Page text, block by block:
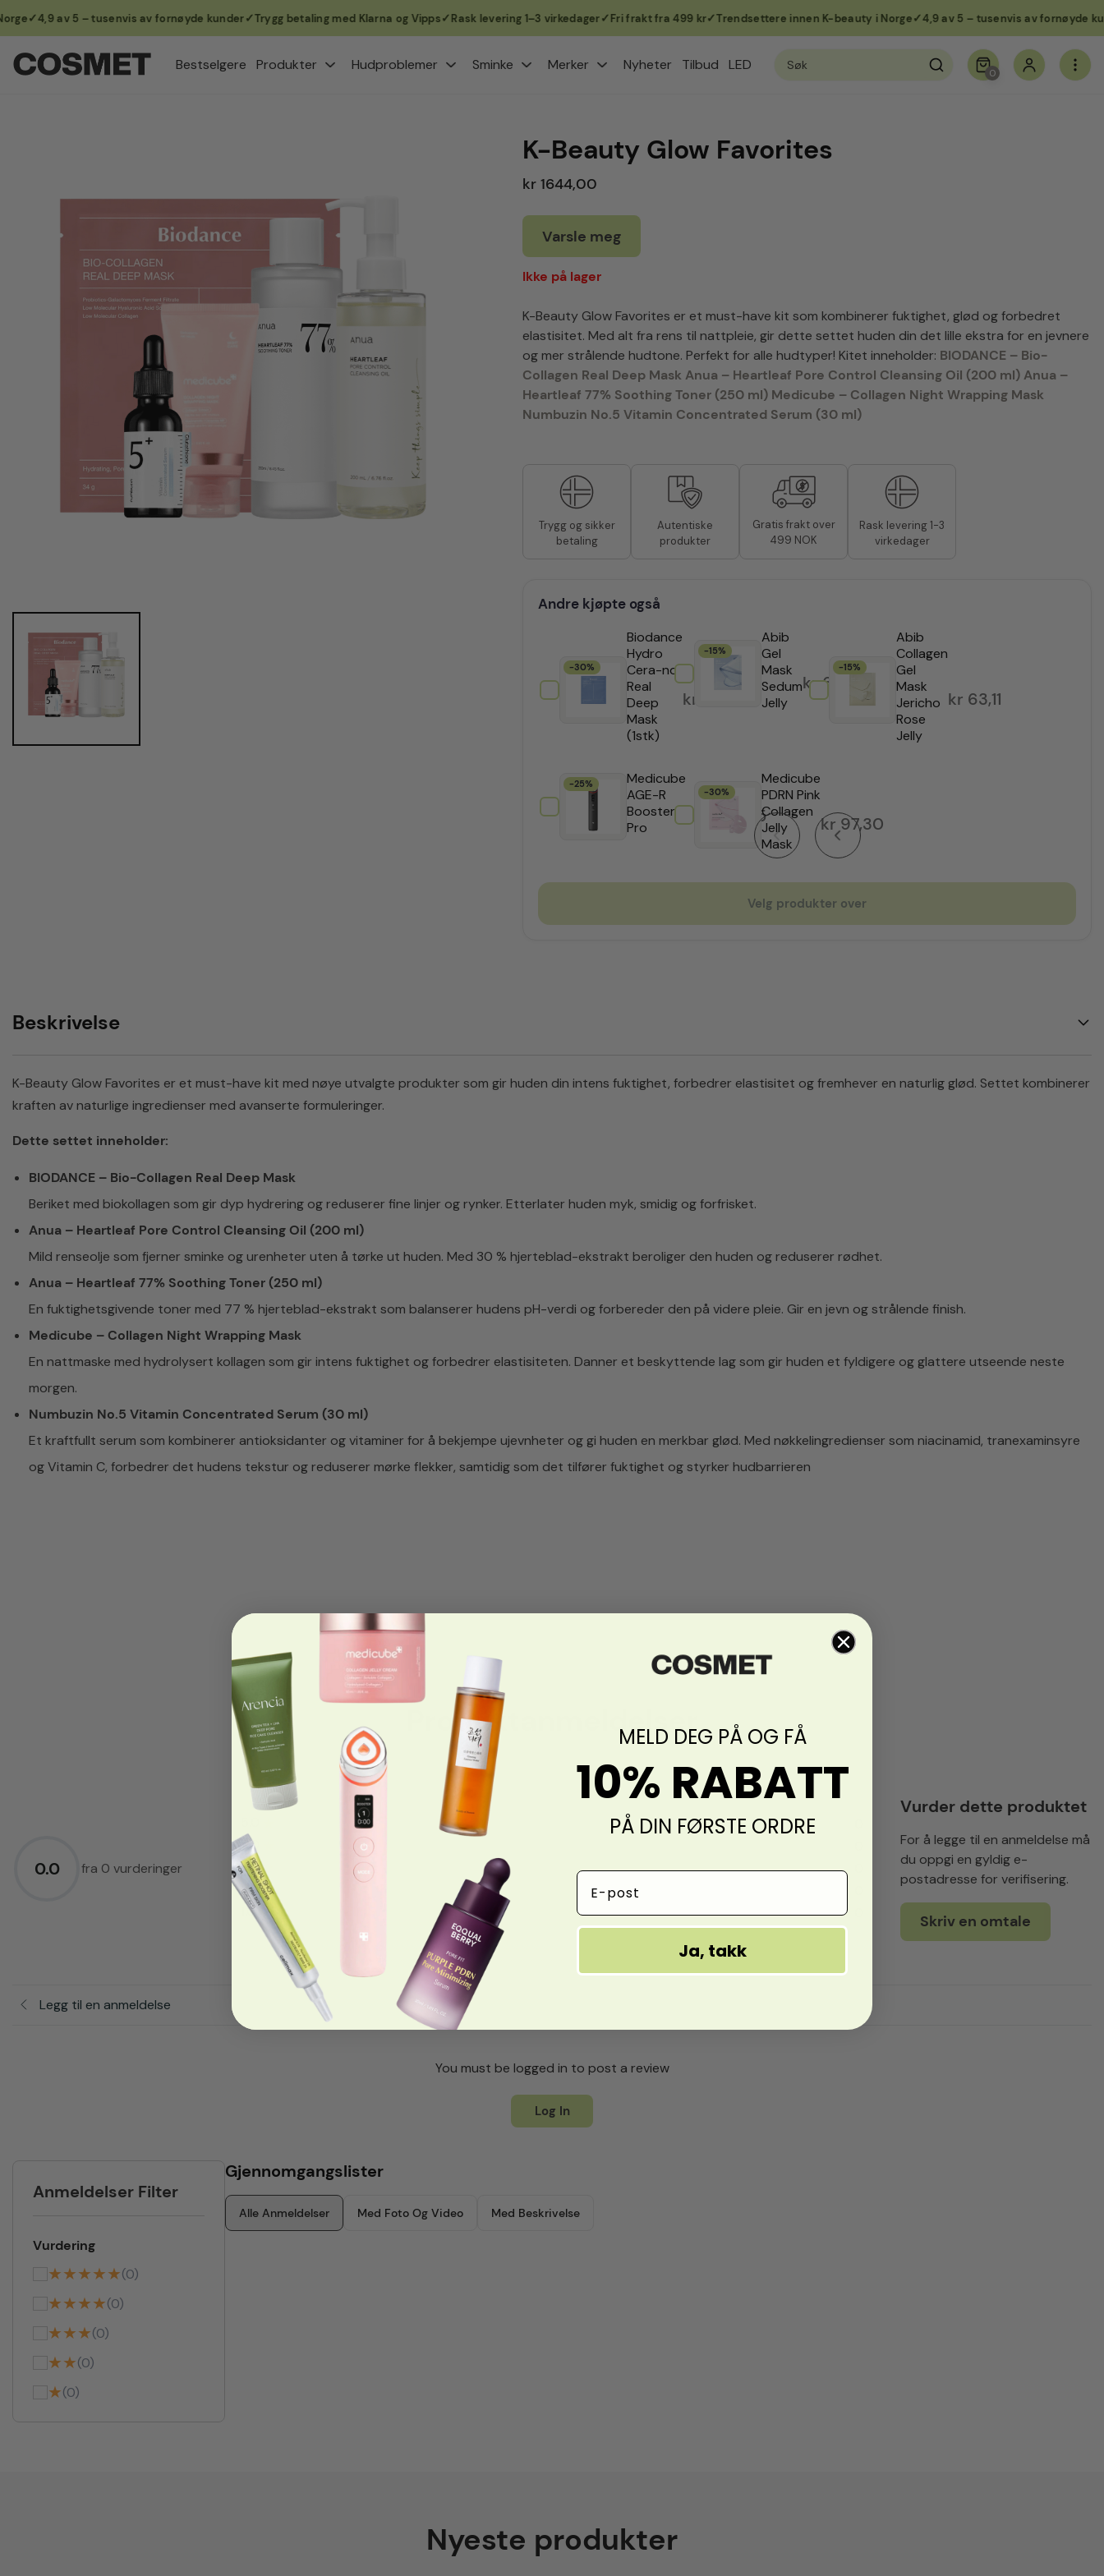
4,9 av 5 – tusenvis av fornøyde kunder Trygg betaling med Klarna og Vipps Rask levering 1–3 virkedager Fri frakt fra 499 kr Trendsettere innen K-beauty i Norge 4,9 av 5 – tusenvis av fornøyde kunder
Bestselgere Produkter Hudproblemer Sminke Merker Nyheter Tilbud LED
Søk
etter:
0
K-Beauty Glow Favorites
kr 1644,00
Varsle meg
Ikke på lager
K-Beauty Glow Favorites er et must-have kit som kombinerer fuktighet, glød og forbedret
elastisitet. Med alt fra rens til nattpleie, gir dette settet huden din det lille ekstra for en jevnere
og mer strålende hudtone. Perfekt for alle hudtyper! Kitet inneholder: BIODANCE – Bio-
Collagen Real Deep Mask Anua – Heartleaf Pore Control Cleansing Oil (200 ml) Anua –
Heartleaf 77% Soothing Toner (250 ml) Medicube – Collagen Night Wrapping Mask
Numbuzin No.5 Vitamin Concentrated Serum (30 ml)
Trygg og sikker
betaling
Autentiske
produkter
Gratis frakt over
499 NOK
Rask levering 1-3
virkedager
Andre kjøpte også
-30%
Biodance
Hydro
Cera-nol
Real
Deep
Mask
(1stk)
kr
-15%
Abib
Gel
Mask
Sedum
Jelly
kr63,11
-15%
Abib
Collagen
Gel
Mask
Jericho
Rose
Jelly
kr 63,11
-25%
Medicube
AGE-R
Booster
Pro
kr 3524,25
-30%
Medicube
PDRN Pink
Collagen
Jelly
Mask
kr 97,30
Velg produkter over
Beskrivelse
K-Beauty Glow Favorites er et must-have kit med nøye utvalgte produkter som gir huden din intens fuktighet, forbedrer elastisitet og fremhever en naturlig glød. Settet kombinerer
kraften av naturlige ingredienser med avanserte formuleringer.
Dette settet inneholder:
BIODANCE – Bio-Collagen Real Deep Mask
Beriket med biokollagen som gir dyp hydrering og reduserer fine linjer og rynker. Etterlater huden myk, smidig og forfrisket.
Anua – Heartleaf Pore Control Cleansing Oil (200 ml)
Mild renseolje som fjerner sminke og urenheter uten å tørke ut huden. Med 30 % hjerteblad-ekstrakt beroliger den huden og reduserer rødhet.
Anua – Heartleaf 77% Soothing Toner (250 ml)
En fuktighetsgivende toner med 77 % hjerteblad-ekstrakt som balanserer hudens pH-verdi og forbereder den på videre pleie. Gir en jevn og strålende finish.
Medicube – Collagen Night Wrapping Mask
En nattmaske med hydrolysert kollagen som gir intens fuktighet og forbedrer elastisiteten. Danner et beskyttende lag som gir huden et fyldigere og glattere utseende neste
morgen.
Numbuzin No.5 Vitamin Concentrated Serum (30 ml)
Et kraftfullt serum som kombinerer antioksidanter og vitaminer for å bekjempe ujevnheter og gi huden en merkbar glød. Med nøkkelingredienser som niacinamid, tranexaminsyre
og Vitamin C, forbedrer det hudens tekstur og reduserer mørke flekker, samtidig som det tilfører fuktighet og styrker hudbarrieren
Produktanmeldelser
0.0 fra 0 vurderinger
4.0
3.0★
2.0★
1.0★
Vurder dette produktet
For å legge til en anmeldelse må
du oppgi en gyldig e-
postadresse for verifisering.
Skriv en omtale
Legg til en anmeldelse
You must be logged in to post a review
Log In
Anmeldelser Filter
Vurdering
★★★★★(0)
★★★★(0)
★★★(0)
★★(0)
★(0)
Gjennomgangslister
Alle Anmeldelser Med Foto Og Video Med Beskrivelse
Nyeste produkter
MELD DEG PÅ OG FÅ
10% RABATT
PÅ DIN FØRSTE ORDRE
Email Address
Ja, takk